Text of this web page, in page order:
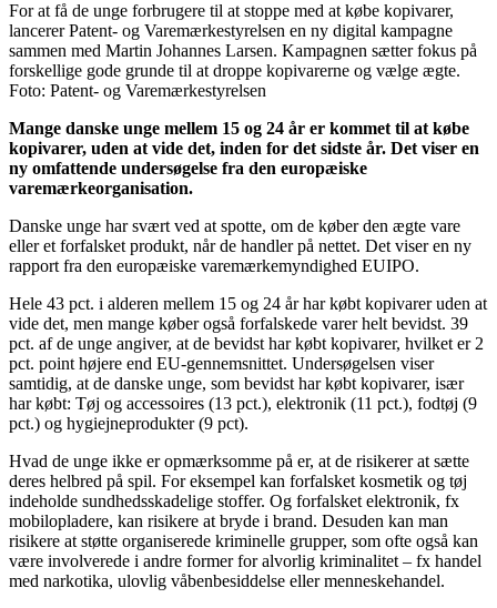
For at få de unge forbrugere til at stoppe med at købe kopivarer,
lancerer Patent- og Varemærkestyrelsen en ny digital kampagne
sammen med Martin Johannes Larsen. Kampagnen sætter fokus på
forskellige gode grunde til at droppe kopivarerne og vælge ægte.
Foto: Patent- og Varemærkestyrelsen
Mange danske unge mellem 15 og 24 år er kommet til at købe
kopivarer, uden at vide det, inden for det sidste år. Det viser en
ny omfattende undersøgelse fra den europæiske
varemærkeorganisation.
Danske unge har svært ved at spotte, om de køber den ægte vare
eller et forfalsket produkt, når de handler på nettet. Det viser en ny
rapport fra den europæiske varemærkemyndighed EUIPO.
Hele 43 pct. i alderen mellem 15 og 24 år har købt kopivarer uden at
vide det, men mange køber også forfalskede varer helt bevidst. 39
pct. af de unge angiver, at de bevidst har købt kopivarer, hvilket er 2
pct. point højere end EU-gennemsnittet. Undersøgelsen viser
samtidig, at de danske unge, som bevidst har købt kopivarer, især
har købt: Tøj og accessoires (13 pct.), elektronik (11 pct.), fodtøj (9
pct.) og hygiejneprodukter (9 pct).
Hvad de unge ikke er opmærksomme på er, at de risikerer at sætte
deres helbred på spil. For eksempel kan forfalsket kosmetik og tøj
indeholde sundhedsskadelige stoffer. Og forfalsket elektronik, fx
mobilopladere, kan risikere at bryde i brand. Desuden kan man
risikere at støtte organiserede kriminelle grupper, som ofte også kan
være involverede i andre former for alvorlig kriminalitet – fx handel
med narkotika, ulovlig våbenbesiddelse eller menneskehandel.